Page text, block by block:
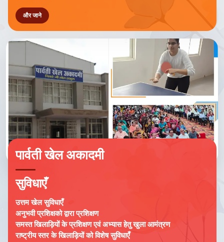
और जाने
पार्वती खेल अकादमी
सुविधाएँ
उत्तम खेल सुविधाएँ
अनुभवी प्रशिक्षको द्वारा प्रशिक्षण
समस्त खिलाड़ियों के प्रशिक्षण एवं अभ्यास हेतु खुला आमंत्रण
राष्ट्रीय स्तर के खिलाड़ियों को विशेष सुविधाएँ